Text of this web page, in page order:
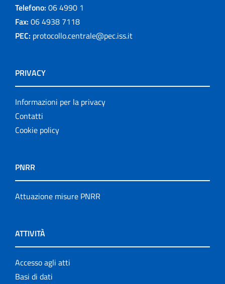
Telefono: 06 4990 1
Fax: 06 4938 7118
PEC: protocollo.centrale@pec.iss.it
PRIVACY
Informazioni per la privacy
Contatti
Cookie policy
PNRR
Attuazione misure PNRR
ATTIVITÀ
Accesso agli atti
Basi di dati